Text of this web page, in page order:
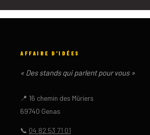
AFFAIRE D'IDÉES
« Des stands qui parlent pour vous »
📍 16 chemin des Mûriers
69740 Genas
📞 04 82 53 71 01